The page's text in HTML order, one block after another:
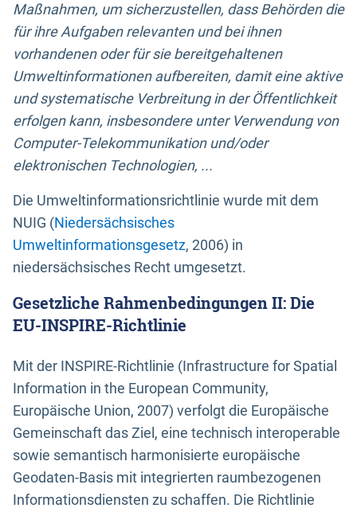
Maßnahmen, um sicherzustellen, dass Behörden die
für ihre Aufgaben relevanten und bei ihnen
vorhandenen oder für sie bereitgehaltenen
Umweltinformationen aufbereiten, damit eine aktive
und systematische Verbreitung in der Öffentlichkeit
erfolgen kann, insbesondere unter Verwendung von
Computer-Telekommunikation und/oder
elektronischen Technologien, ...
Die Umweltinformationsrichtlinie wurde mit dem
NUIG (Niedersächsisches
Umweltinformationsgesetz, 2006) in
niedersächsisches Recht umgesetzt.
Gesetzliche Rahmenbedingungen II: Die
EU-INSPIRE-Richtlinie
Mit der INSPIRE-Richtlinie (Infrastructure for Spatial
Information in the European Community,
Europäische Union, 2007) verfolgt die Europäische
Gemeinschaft das Ziel, eine technisch interoperable
sowie semantisch harmonisierte europäische
Geodaten-Basis mit integrierten raumbezogenen
Informationsdiensten zu schaffen. Die Richtlinie